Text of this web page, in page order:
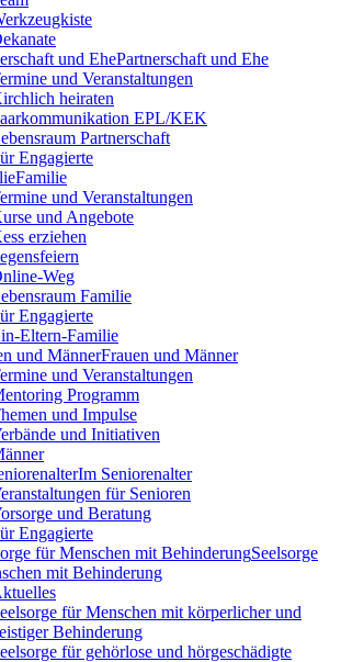
Partnerschaft und Ehe
und Veranstaltungen
heiraten
EPL/KEK
Partnerschaft
Engagierte
Familie
und Veranstaltungen
und Angebote
erziehen
Weg
Familie
Engagierte
Eltern-Familie
Frauen und Männer
und Veranstaltungen
Programm
und Impulse
und Initiativen
Im Seniorenalter
für Senioren
und Beratung
Engagierte
Seelsorge
mit Behinderung
für Menschen mit körperlicher und
Behinderung
für gehörlose und hörgeschädigte